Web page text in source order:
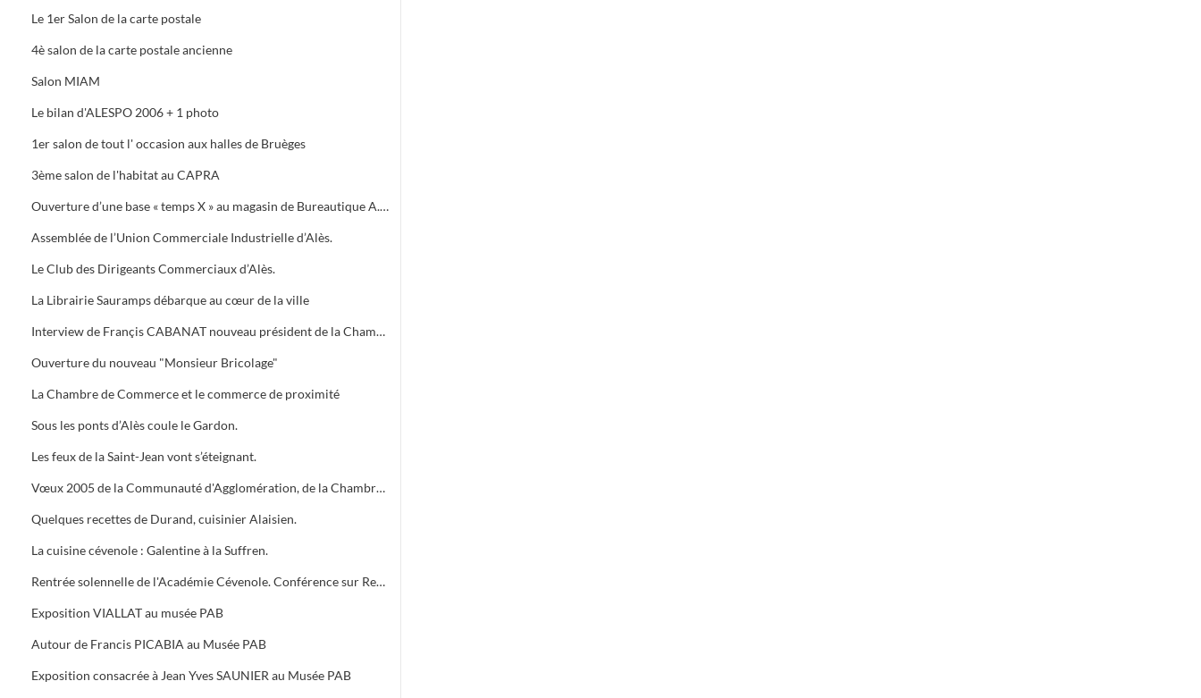
Le 1er Salon de la carte postale
4è salon de la carte postale ancienne
Salon MIAM
Le bilan d'ALESPO 2006 + 1 photo
1er salon de tout l' occasion aux halles de Bruèges
3ème salon de l'habitat au CAPRA
Ouverture d’une base « temps X » au magasin de Bureautique A.M.C., 40 Avenue du Général de Gaule à Alès.
Assemblée de l’Union Commerciale Industrielle d’Alès.
Le Club des Dirigeants Commerciaux d’Alès.
La Librairie Sauramps débarque au cœur de la ville
Interview de Françis CABANAT nouveau président de la Chambre de Commerce
Ouverture du nouveau "Monsieur Bricolage"
La Chambre de Commerce et le commerce de proximité
Sous les ponts d’Alès coule le Gardon.
Les feux de la Saint-Jean vont s’éteignant.
Vœux 2005 de la Communauté d'Agglomération, de la Chambre de Commerce, 5 bougies pour la Médiathèque
Quelques recettes de Durand, cuisinier Alaisien.
La cuisine cévenole : Galentine à la Suffren.
Rentrée solennelle de l'Académie Cévenole. Conférence sur Renoir et Albert ANDRE, une amitié (1894-1919)
Exposition VIALLAT au musée PAB
Autour de Francis PICABIA au Musée PAB
Exposition consacrée à Jean Yves SAUNIER au Musée PAB